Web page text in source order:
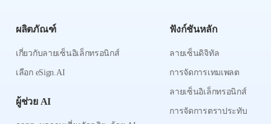
ผลิตภัณฑ์
เกี่ยวกับลายเซ็นอิเล็กทรอนิกส์
เลือก eSign.AI
ผู้ช่วย AI
ฟังก์ชันหลัก
ลายเซ็นดิจิทัล
การจัดการเทมเพลต
ลายเซ็นอิเล็กทรอนิกส์
การจัดการตราประทับ